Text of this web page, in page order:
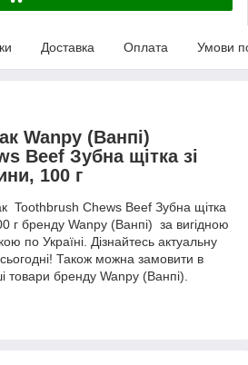
Доставка Оплата Умови
Wanpy (Ванпі)
Beef Зубна щітка зі
100 г
Toothbrush Chews Beef Зубна щітка
г бренду Wanpy (Ванпі) за вигідною
по Україні. Дізнайтесь актуальну
Також можна замовити в
товари бренду Wanpy (Ванпі).